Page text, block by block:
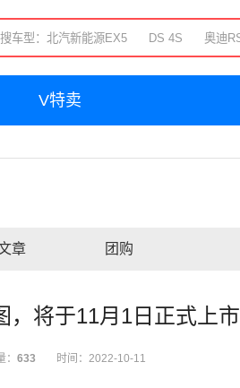
V特卖
章 团购
，将于11月1日正式上市
633 时间：2022-10-11